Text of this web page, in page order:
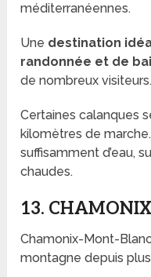
méditerranéennes.
Une destination
randonnée et de
de nombreux visiteurs.
Certaines calanques
kilomètres de
suffisamment d’eau,
chaudes.
13. CHAMONIX
Chamonix-Mont-
montagne depuis plus